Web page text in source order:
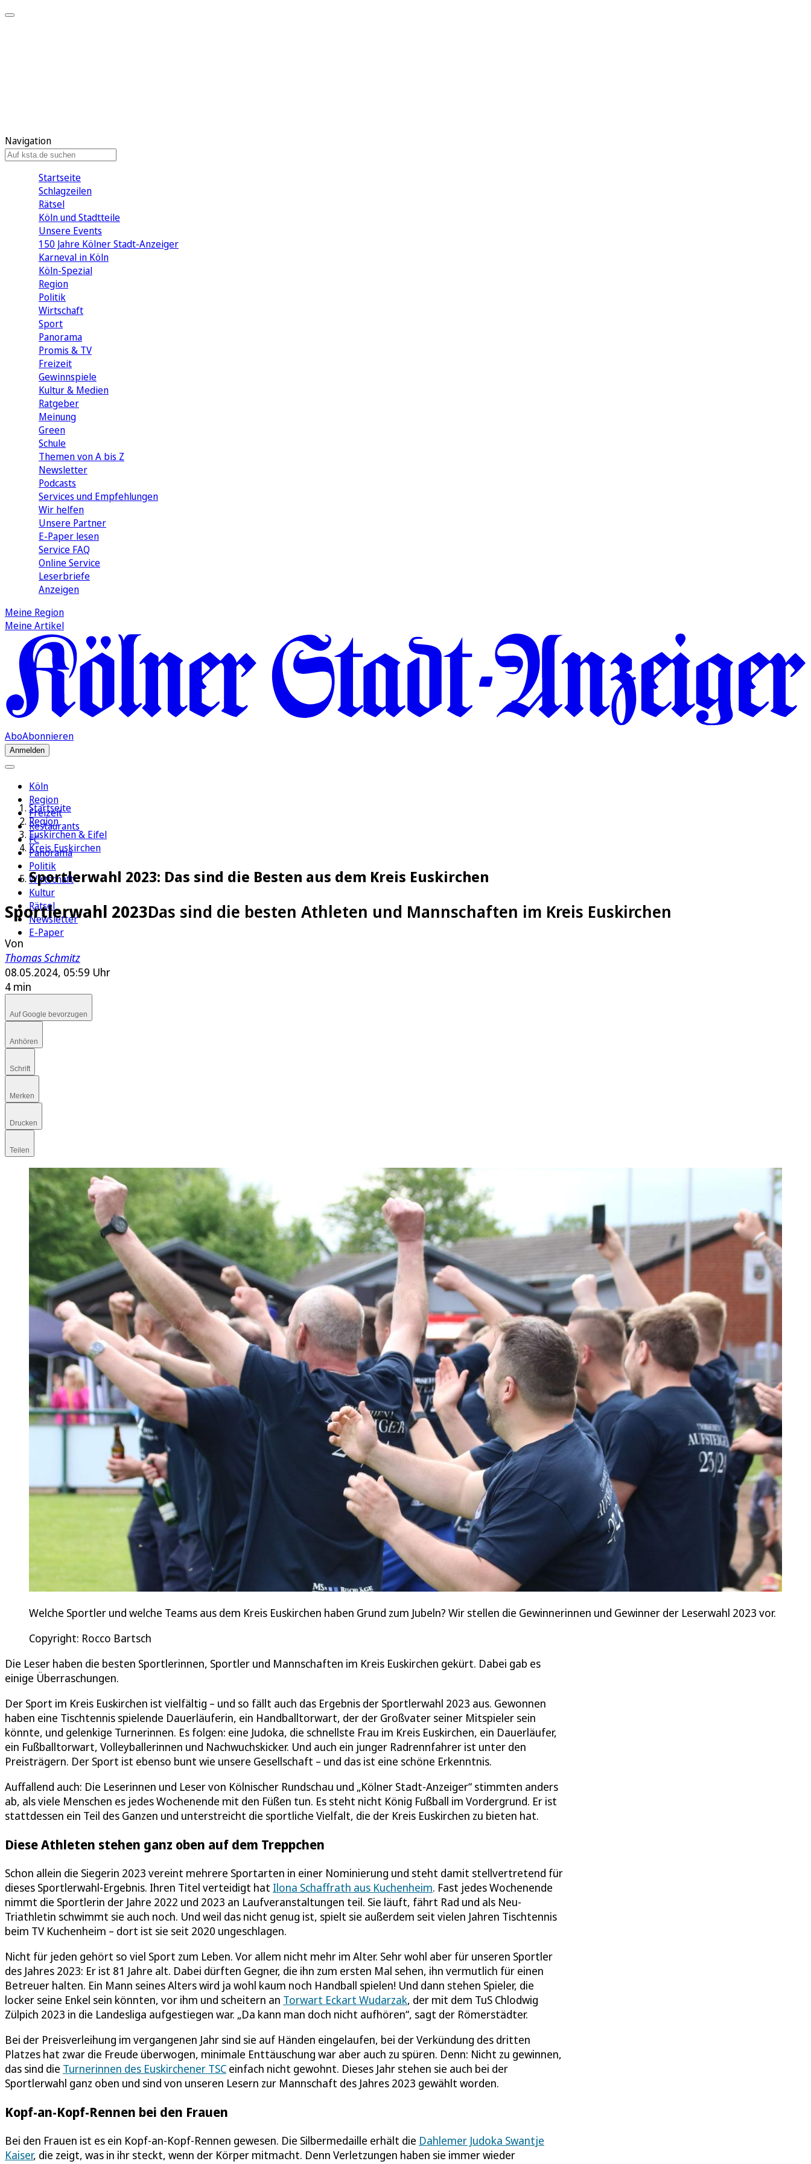
Navigation
Startseite
Schlagzeilen
Rätsel
Köln und Stadtteile
Unsere Events
150 Jahre Kölner Stadt-Anzeiger
Karneval in Köln
Köln-Spezial
Region
Politik
Wirtschaft
Sport
Panorama
Promis & TV
Freizeit
Gewinnspiele
Kultur & Medien
Ratgeber
Meinung
Green
Schule
Themen von A bis Z
Newsletter
Podcasts
Services und Empfehlungen
Wir helfen
Unsere Partner
E-Paper lesen
Service FAQ
Online Service
Leserbriefe
Anzeigen
Meine Region
Meine Artikel
AboAbonnieren
Anmelden
Köln
Region
Freizeit
Restaurants
FC
Panorama
Politik
Wirtschaft
Kultur
Rätsel
Newsletter
E-Paper
Startseite
Region
Euskirchen & Eifel
Kreis Euskirchen
Sportlerwahl 2023: Das sind die Besten aus dem Kreis Euskirchen
Sportlerwahl 2023Das sind die besten Athleten und Mannschaften im Kreis Euskirchen
Von
Thomas Schmitz
08.05.2024, 05:59 Uhr
4 min
Auf Google bevorzugen
Anhören
Schrift
Merken
Drucken
Teilen
Welche Sportler und welche Teams aus dem Kreis Euskirchen haben Grund zum Jubeln? Wir stellen die Gewinnerinnen und Gewinner der Leserwahl 2023 vor.
Copyright: Rocco Bartsch
Die Leser haben die besten Sportlerinnen, Sportler und Mannschaften im Kreis Euskirchen gekürt. Dabei gab es
einige Überraschungen.
Der Sport im Kreis Euskirchen ist vielfältig – und so fällt auch das Ergebnis der Sportlerwahl 2023 aus. Gewonnen
haben eine Tischtennis spielende Dauerläuferin, ein Handballtorwart, der der Großvater seiner Mitspieler sein
könnte, und gelenkige Turnerinnen. Es folgen: eine Judoka, die schnellste Frau im Kreis Euskirchen, ein Dauerläufer,
ein Fußballtorwart, Volleyballerinnen und Nachwuchskicker. Und auch ein junger Radrennfahrer ist unter den
Preisträgern. Der Sport ist ebenso bunt wie unsere Gesellschaft – und das ist eine schöne Erkenntnis.
Auffallend auch: Die Leserinnen und Leser von Kölnischer Rundschau und „Kölner Stadt-Anzeiger“ stimmten anders
ab, als viele Menschen es jedes Wochenende mit den Füßen tun. Es steht nicht König Fußball im Vordergrund. Er ist
stattdessen ein Teil des Ganzen und unterstreicht die sportliche Vielfalt, die der Kreis Euskirchen zu bieten hat.
Diese Athleten stehen ganz oben auf dem Treppchen
Schon allein die Siegerin 2023 vereint mehrere Sportarten in einer Nominierung und steht damit stellvertretend für
dieses Sportlerwahl-Ergebnis. Ihren Titel verteidigt hat Ilona Schaffrath aus Kuchenheim. Fast jedes Wochenende
nimmt die Sportlerin der Jahre 2022 und 2023 an Laufveranstaltungen teil. Sie läuft, fährt Rad und als Neu-
Triathletin schwimmt sie auch noch. Und weil das nicht genug ist, spielt sie außerdem seit vielen Jahren Tischtennis
beim TV Kuchenheim – dort ist sie seit 2020 ungeschlagen.
Nicht für jeden gehört so viel Sport zum Leben. Vor allem nicht mehr im Alter. Sehr wohl aber für unseren Sportler
des Jahres 2023: Er ist 81 Jahre alt. Dabei dürften Gegner, die ihn zum ersten Mal sehen, ihn vermutlich für einen
Betreuer halten. Ein Mann seines Alters wird ja wohl kaum noch Handball spielen! Und dann stehen Spieler, die
locker seine Enkel sein könnten, vor ihm und scheitern an Torwart Eckart Wudarzak, der mit dem TuS Chlodwig
Zülpich 2023 in die Landesliga aufgestiegen war. „Da kann man doch nicht aufhören“, sagt der Römerstädter.
Bei der Preisverleihung im vergangenen Jahr sind sie auf Händen eingelaufen, bei der Verkündung des dritten
Platzes hat zwar die Freude überwogen, minimale Enttäuschung war aber auch zu spüren. Denn: Nicht zu gewinnen,
das sind die Turnerinnen des Euskirchener TSC einfach nicht gewohnt. Dieses Jahr stehen sie auch bei der
Sportlerwahl ganz oben und sind von unseren Lesern zur Mannschaft des Jahres 2023 gewählt worden.
Kopf-an-Kopf-Rennen bei den Frauen
Bei den Frauen ist es ein Kopf-an-Kopf-Rennen gewesen. Die Silbermedaille erhält die Dahlemer Judoka Swantje
Kaiser, die zeigt, was in ihr steckt, wenn der Körper mitmacht. Denn Verletzungen haben sie immer wieder